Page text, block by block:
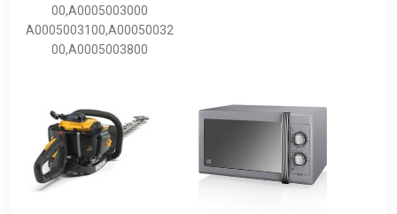
00,A0005003000
A0005003100,A00050032
00,A0005003800